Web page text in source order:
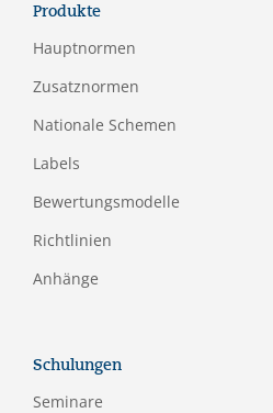
Produkte
Hauptnormen
Zusatznormen
Nationale Schemen
Labels
Bewertungsmodelle
Richtlinien
Anhänge
Schulungen
Seminare